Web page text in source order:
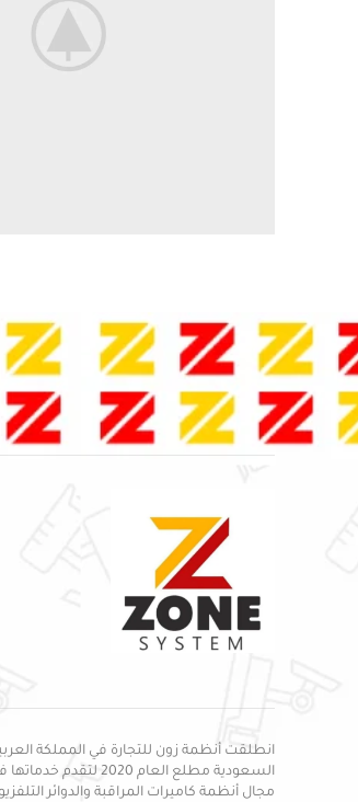
انطلقت أنظمة زون للتجارة في المملكة
السعودية مطلع العام 2020 لتقدم
مجال أنظمة كاميرات المراقبة والدوائر